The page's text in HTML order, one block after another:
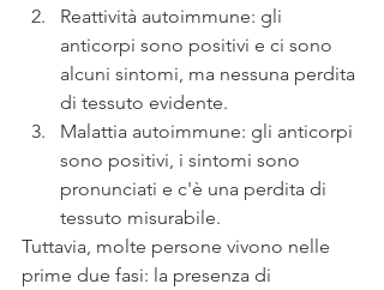
Reattività autoimmune: gli
anticorpi sono positivi e ci sono
alcuni sintomi, ma nessuna perdita
di tessuto evidente.
Malattia autoimmune: gli anticorpi
sono positivi, i sintomi sono
pronunciati e c'è una perdita di
tessuto misurabile.
Tuttavia, molte persone vivono nelle
prime due fasi: la presenza di